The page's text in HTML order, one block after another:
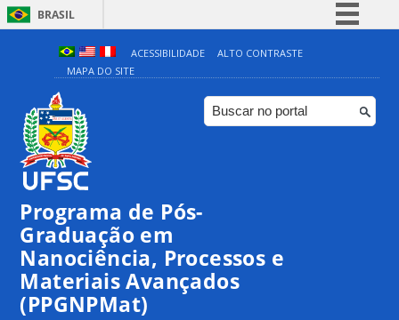
BRASIL
Simplifique!
Comunica BR
Participe
ACESSIBILIDADE
ALTO CONTRASTE
MAPA DO SITE
Programa de Pós-
Graduação em
Nanociência, Processos e
Materiais Avançados
(PPGNPMat)